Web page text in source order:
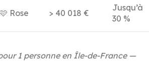
🩷 Rose > 40 018 €
Jusqu’à
30 %
1 personne en Île-de-France —